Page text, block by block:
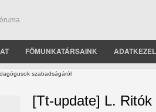
FŐMUNKATÁRSAINK
szabadságáról
[Tt-update] L.